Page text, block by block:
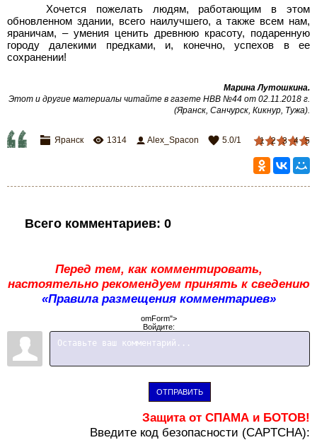
Хочется пожелать людям, работающим в этом
обновленном здании, всего наилучшего, а также всем нам,
яраничам, – умения ценить древнюю красоту, подаренную
городу далекими предками, и, конечно, успехов в ее
сохранении!
Марина Лутошкина.
Этот и другие материалы читайте в газете НВВ №44 от 02.11.2018 г.
(Яранск, Санчурск, Кикнур, Тужа)
1 2 3 4 5
Яранск 1314 Alex_Spacon 5.0/1
Всего комментариев: 0
Перед тем, как комментировать,
настоятельно рекомендуем принять к сведению
«Правила размещения комментариев»
omForm">
Войдите:
ОТПРАВИТЬ
Защита от СПАМА и БОТОВ!
Введите код безопасности (CAPTCHA):